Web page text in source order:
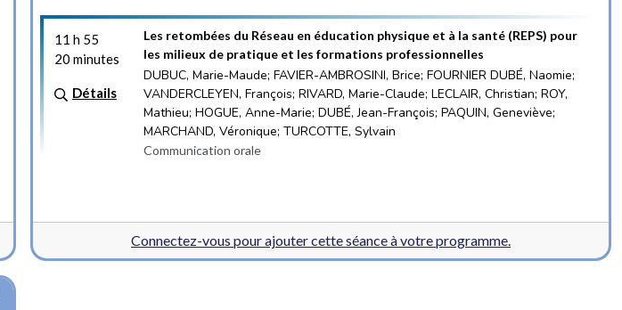
11 h 55
20 minutes
Détails
Les retombées du Réseau en éducation physique et à la santé (REPS) pour
les milieux de pratique et les formations professionnelles
DUBUC, Marie-Maude; FAVIER-AMBROSINI, Brice; FOURNIER DUBÉ, Naomie;
VANDERCLEYEN, François; RIVARD, Marie-Claude; LECLAIR, Christian; ROY,
Mathieu; HOGUE, Anne-Marie; DUBÉ, Jean-François; PAQUIN, Geneviève;
MARCHAND, Véronique; TURCOTTE, Sylvain
Communication orale
Connectez-vous pour ajouter cette séance à votre programme.